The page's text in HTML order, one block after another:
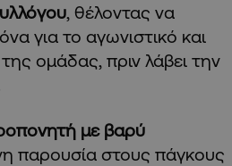
, θέλοντας να
για το αγωνιστικό και
ομάδας, πριν λάβει την
με βαρύ
παρουσία στους πάγκους